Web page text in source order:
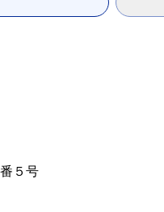
５号